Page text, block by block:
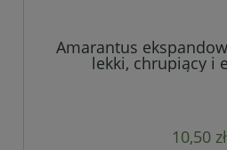
Amarantus
lekki, chrupiący i
10,50 zł